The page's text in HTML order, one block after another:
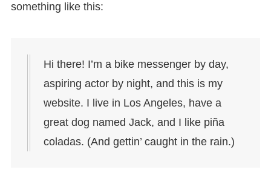
something like this:
Hi there! I’m a bike messenger by day,
aspiring actor by night, and this is my
website. I live in Los Angeles, have a
great dog named Jack, and I like piña
coladas. (And gettin’ caught in the rain.)